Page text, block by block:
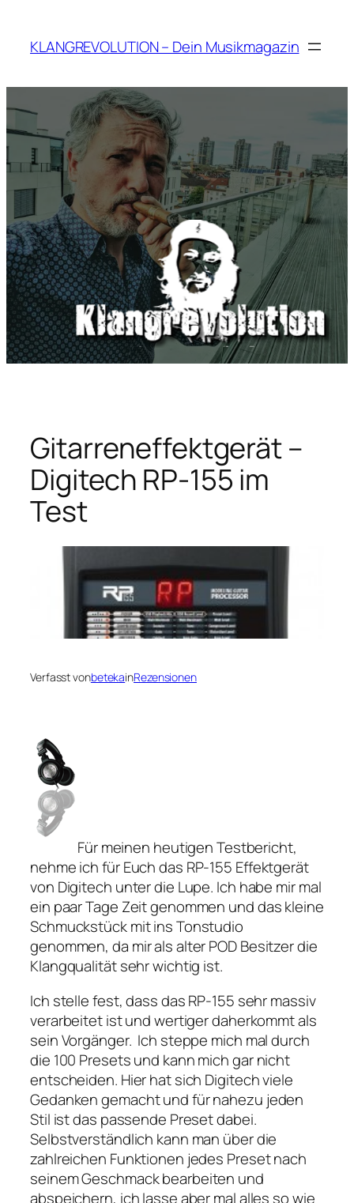
springen
KLANGREVOLUTION – Dein Musikmagazin
Gitarreneffektgerät –
Digitech RP-155 im
Test
Verfasst vonbetekainRezensionen
Für meinen heutigen Testbericht,
nehme ich für Euch das RP-155 Effektgerät
von Digitech unter die Lupe. Ich habe mir mal
ein paar Tage Zeit genommen und das kleine
Schmuckstück mit ins Tonstudio
genommen, da mir als alter POD Besitzer die
Klangqualität sehr wichtig ist.
Ich stelle fest, dass das RP-155 sehr massiv
verarbeitet ist und wertiger daherkommt als
sein Vorgänger. Ich steppe mich mal durch
die 100 Presets und kann mich gar nicht
entscheiden. Hier hat sich Digitech viele
Gedanken gemacht und für nahezu jeden
Stil ist das passende Preset dabei.
Selbstverständlich kann man über die
zahlreichen Funktionen jedes Preset nach
seinem Geschmack bearbeiten und
abspeichern, ich lasse aber mal alles so wie